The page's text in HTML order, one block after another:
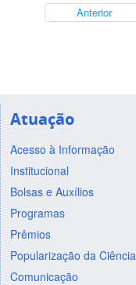
Anterior
Atuação
Acesso à Informação
Institucional
Bolsas e Auxílios
Programas
Prêmios
Popularização da Ciência
Comunicação